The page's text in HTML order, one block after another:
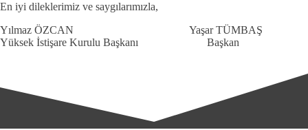
En iyi dileklerimiz ve saygılarımızla,
Yılmaz ÖZCAN Yaşar TÜMBAŞ
Yüksek İstişare Kurulu Başkanı Başkan